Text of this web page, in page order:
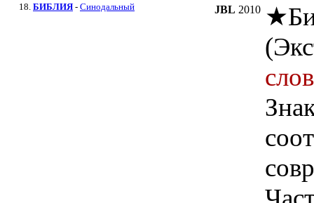
18. БИБЛИЯ - Синодальный JBL 2010 ★